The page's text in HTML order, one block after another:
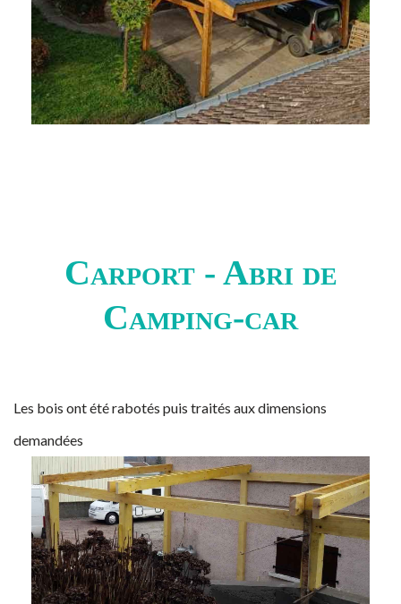
Carport - Abri de
Camping-car
Les bois ont été rabotés puis traités aux dimensions
demandées